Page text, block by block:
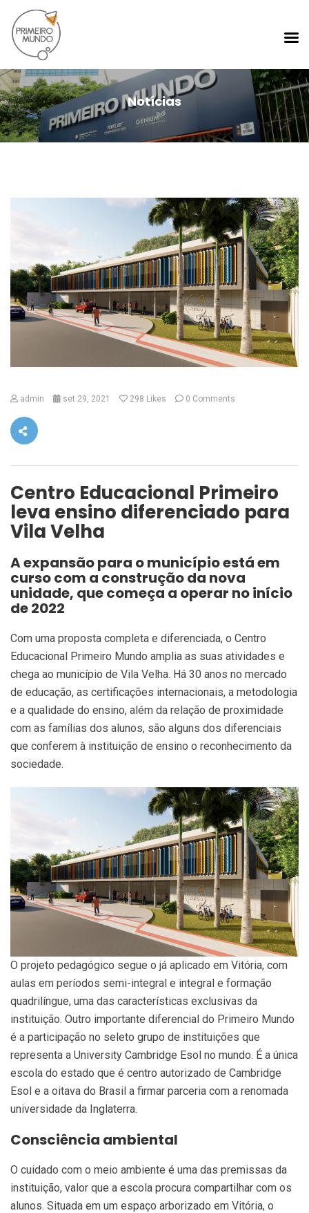
Notícias
admin set 29, 2021 298 Likes 0 Comments
Centro Educacional Primeiro
leva ensino diferenciado para
Vila Velha
A expansão para o município está em
curso com a construção da nova
unidade, que começa a operar no início
de 2022
Com uma proposta completa e diferenciada, o Centro
Educacional Primeiro Mundo amplia as suas atividades e
chega ao município de Vila Velha. Há 30 anos no mercado
de educação, as certificações internacionais, a metodologia
e a qualidade do ensino, além da relação de proximidade
com as famílias dos alunos, são alguns dos diferenciais
que conferem à instituição de ensino o reconhecimento da
sociedade.
O projeto pedagógico segue o já aplicado em Vitória, com
aulas em períodos semi-integral e integral e formação
quadrilíngue, uma das características exclusivas da
instituição. Outro importante diferencial do Primeiro Mundo
é a participação no seleto grupo de instituições que
representa a University Cambridge Esol no mundo. É a única
escola do estado que é centro autorizado de Cambridge
Esol e a oitava do Brasil a firmar parceria com a renomada
universidade da Inglaterra.
Consciência ambiental
O cuidado com o meio ambiente é uma das premissas da
instituição, valor que a escola procura compartilhar com os
alunos. Situada em um espaço arborizado em Vitória, o